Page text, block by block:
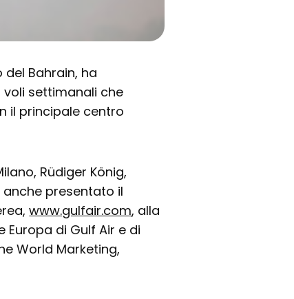
Bahrain, ha
settimanali che
il principale centro
Rüdiger König,
presentato il
www.gulfair.com, alla
Europa di Gulf Air e di
World Marketing,